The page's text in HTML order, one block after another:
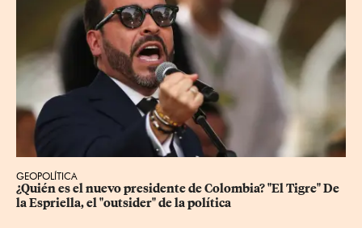
GEOPOLÍTICA
¿Quién es el nuevo presidente de Colombia? "El Tigre" De
la Espriella, el "outsider" de la política